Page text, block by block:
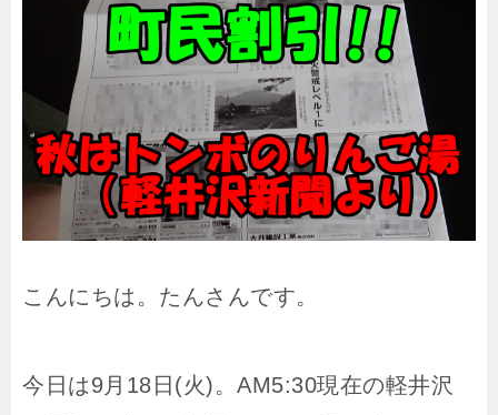
こんにちは。たんさんです。
今日は9月18日(火)。AM5:30現在の軽井沢